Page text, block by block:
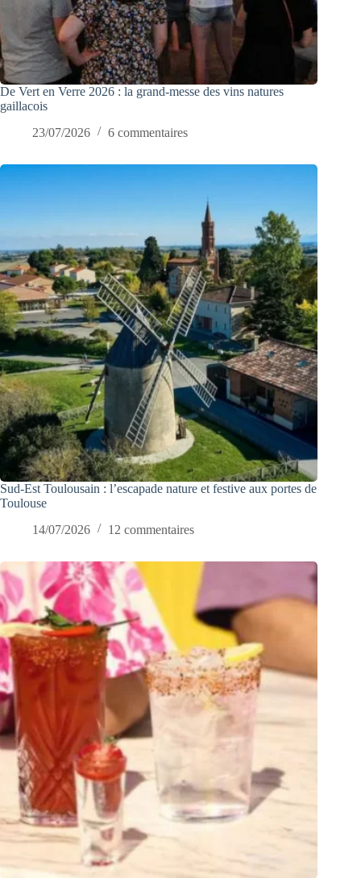
De Vert en Verre 2026 : la grand-messe des vins natures
gaillacois
23/07/2026
6 commentaires
Sud-Est Toulousain : l’escapade nature et festive aux portes de
Toulouse
14/07/2026
12 commentaires